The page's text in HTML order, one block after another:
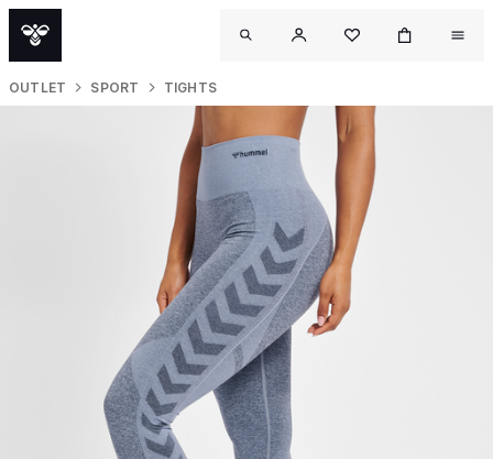
OUTLET SPORT TIGHTS